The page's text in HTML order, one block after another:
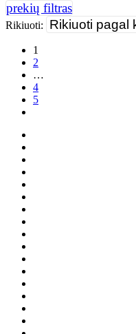
Rikiuoti:
1
2
…
4
5